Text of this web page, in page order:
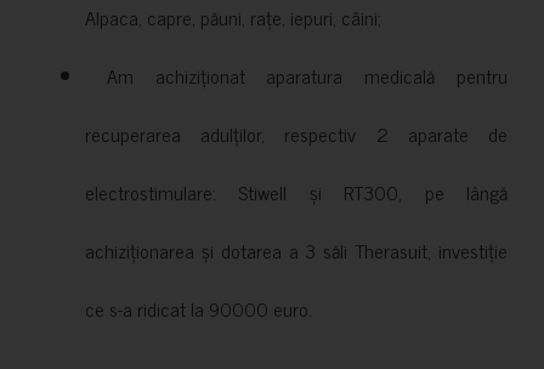
Alpaca, capre, păuni, rațe, iepuri, câini;
Am achiziționat aparatura medicală pentru
recuperarea adulților, respectiv 2 aparate de
electrostimulare: Stiwell și RT300, pe lângă
achiziționarea și dotarea a 3 săli Therasuit, investiție
ce s-a ridicat la 90000 euro.